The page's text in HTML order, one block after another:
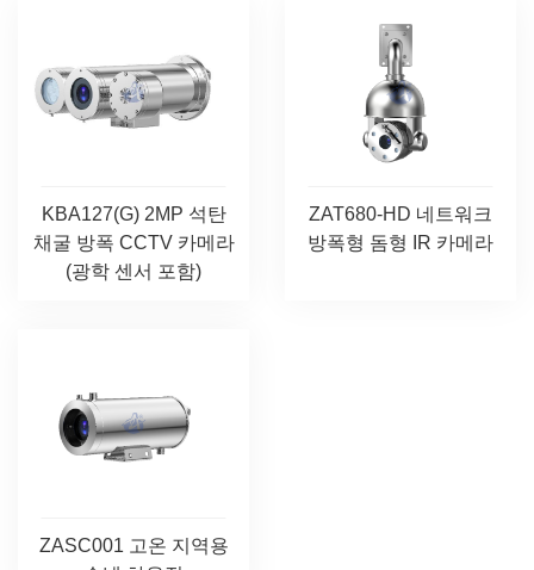
KBA127(G) 2MP 석탄
채굴 방폭 CCTV 카메라
(광학 센서 포함)
ZAT680-HD 네트워크
방폭형 돔형 IR 카메라
ZASC001 고온 지역용